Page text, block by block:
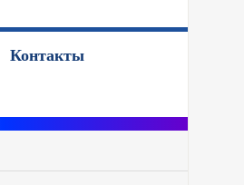
Контакты